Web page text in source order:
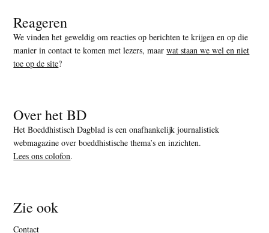
Reageren
We vinden het geweldig om reacties op berichten te krijgen en op die
manier in contact te komen met lezers, maarwat staan we wel en niet
toe op de site?
Over het BD
Het Boeddhistisch Dagblad is een onafhankelijk journalistiek
webmagazine over boeddhistische thema’s en inzichten.
Lees ons colofon.
Zie ook
Contact